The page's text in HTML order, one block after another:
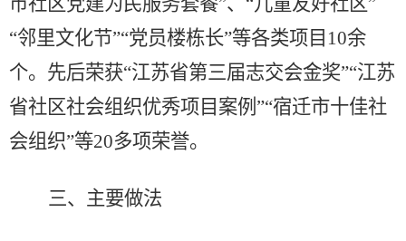
“邻里文化节”“党员楼栋长”等各类项目 10余
个。 先后荣获“江苏省第三届志交会金奖”“江苏
省社区社会组织优秀项目案例 ”“宿迁市十佳社
会组织”等20多项荣誉。
三、主要做法